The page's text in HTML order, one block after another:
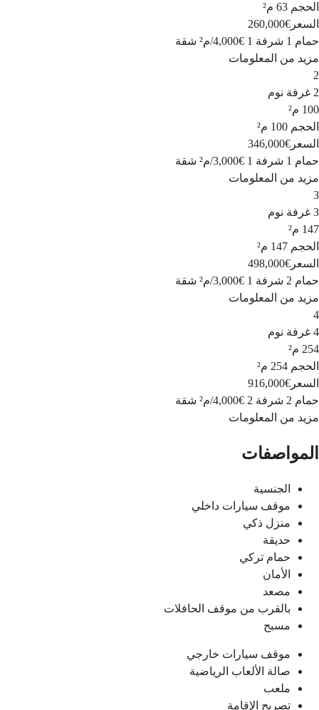
الحجم 63 م²
السعر €260,000
حمام 1
شرفة 1 €4,000
/م²
شقة
مزيد من المعلومات
2
2 غرفة نوم
100 م²
الحجم 100 م²
السعر €346,000
حمام 1
شرفة 1 €3,000
/م²
شقة
مزيد من المعلومات
3
3 غرفة نوم
147 م²
الحجم 147 م²
السعر €498,000
حمام 2
شرفة 1 €3,000
/م²
شقة
مزيد من المعلومات
4
4 غرفة نوم
254 م²
الحجم 254 م²
السعر €916,000
حمام 2
شرفة 2 €4,000
/م²
شقة
مزيد من المعلومات
المواصفات
الجنسية
موقف سيارات داخلي
منزل ذكي
حديقة
حمام تركي
الأمان
مصعد
بالقرب من موقف الحافلات
مسبح
موقف سيارات خارجي
صالة الألعاب الرياضية
ملعب
تصريح الإقامة